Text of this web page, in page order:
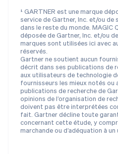
¹ GARTNER est une marque
service de Gartner, Inc. et/ou
dans le reste du monde. MAGIC
déposée de Gartner, Inc. et/ou
marques sont utilisées ici avec
réservés.
Gartner ne soutient aucun
décrit dans ses publications de
aux utilisateurs de technologie
fournisseurs les mieux notés ou
publications de recherche de
opinions de l’organisation de
doivent pas être interprétées
fait. Gartner décline toute
concernant cette étude, y
marchande ou d’adéquation à
RAS de Hong Kong, Chine
English简体中文
République tchèque
English
Roumanie
English
Royaume-Uni
English
Singapour
English简体中文
Slovaquie
English